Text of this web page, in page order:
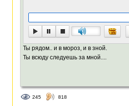
Ты рядом.. и в мороз, и в зной.
Ты всюду следуешь за мной....
245 818